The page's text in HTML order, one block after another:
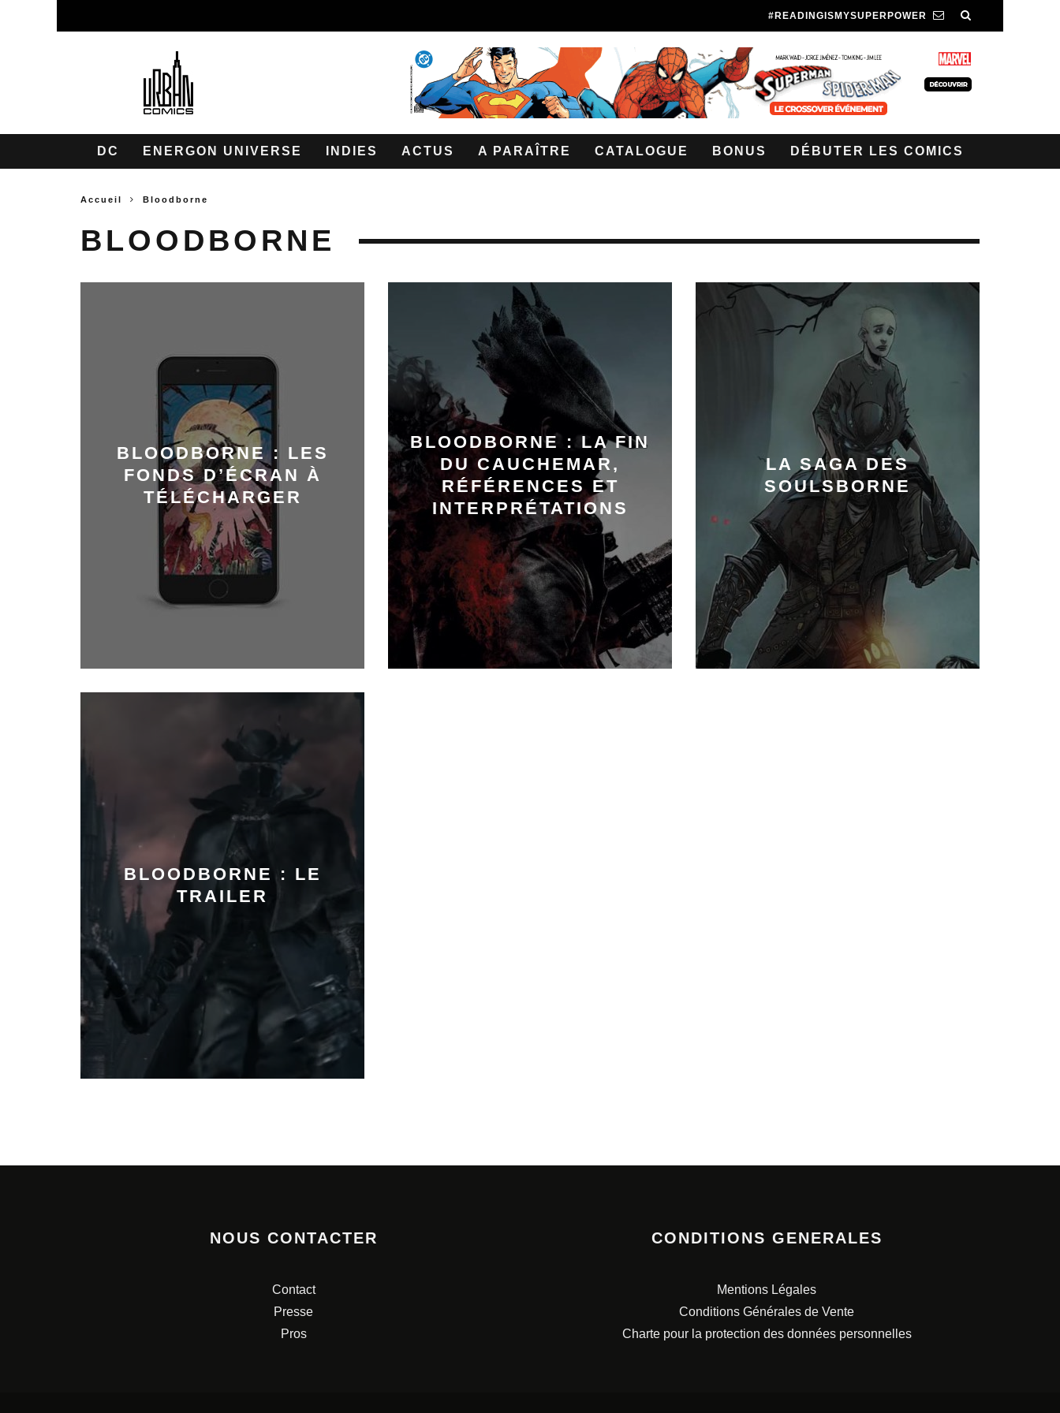
#READINGISMYSUPERPOWER
DC ENERGON UNIVERSE INDIES ACTUS A PARAÎTRE CATALOGUE BONUS DÉBUTER LES COMICS
Accueil Bloodborne
BLOODBORNE
BLOODBORNE : LES
FONDS D’ÉCRAN À
TÉLÉCHARGER
BLOODBORNE : LA FIN
DU CAUCHEMAR,
RÉFÉRENCES ET
INTERPRÉTATIONS
LA SAGA DES
SOULSBORNE
BLOODBORNE : LE
TRAILER
NOUS CONTACTER
Contact
Presse
Pros
CONDITIONS GENERALES
Mentions Légales
Conditions Générales de Vente
Charte pour la protection des données personnelles